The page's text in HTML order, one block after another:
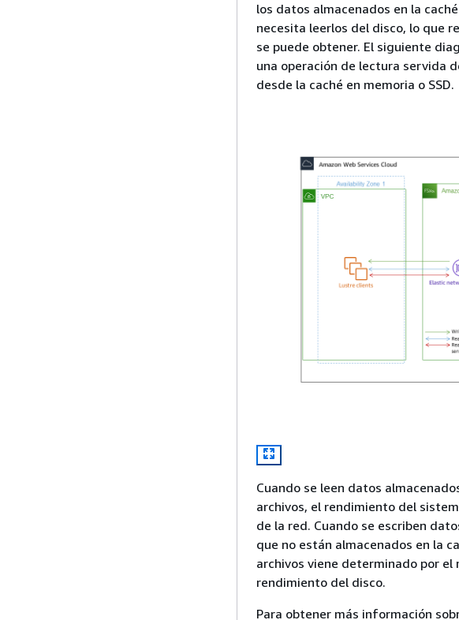
los datos almacenados en la
necesita leerlos del disco, lo que
se puede obtener. El siguiente
una operación de lectura servida
desde la caché en memoria o SSD.
Cuando se leen datos
archivos, el rendimiento del
de la red. Cuando se escriben
que no están almacenados en la
archivos viene determinado por
rendimiento del disco.
Para obtener más información